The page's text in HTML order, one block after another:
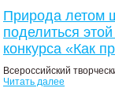
Природа летом
поделиться
конкурса «Как
Всероссийский
Читать далее